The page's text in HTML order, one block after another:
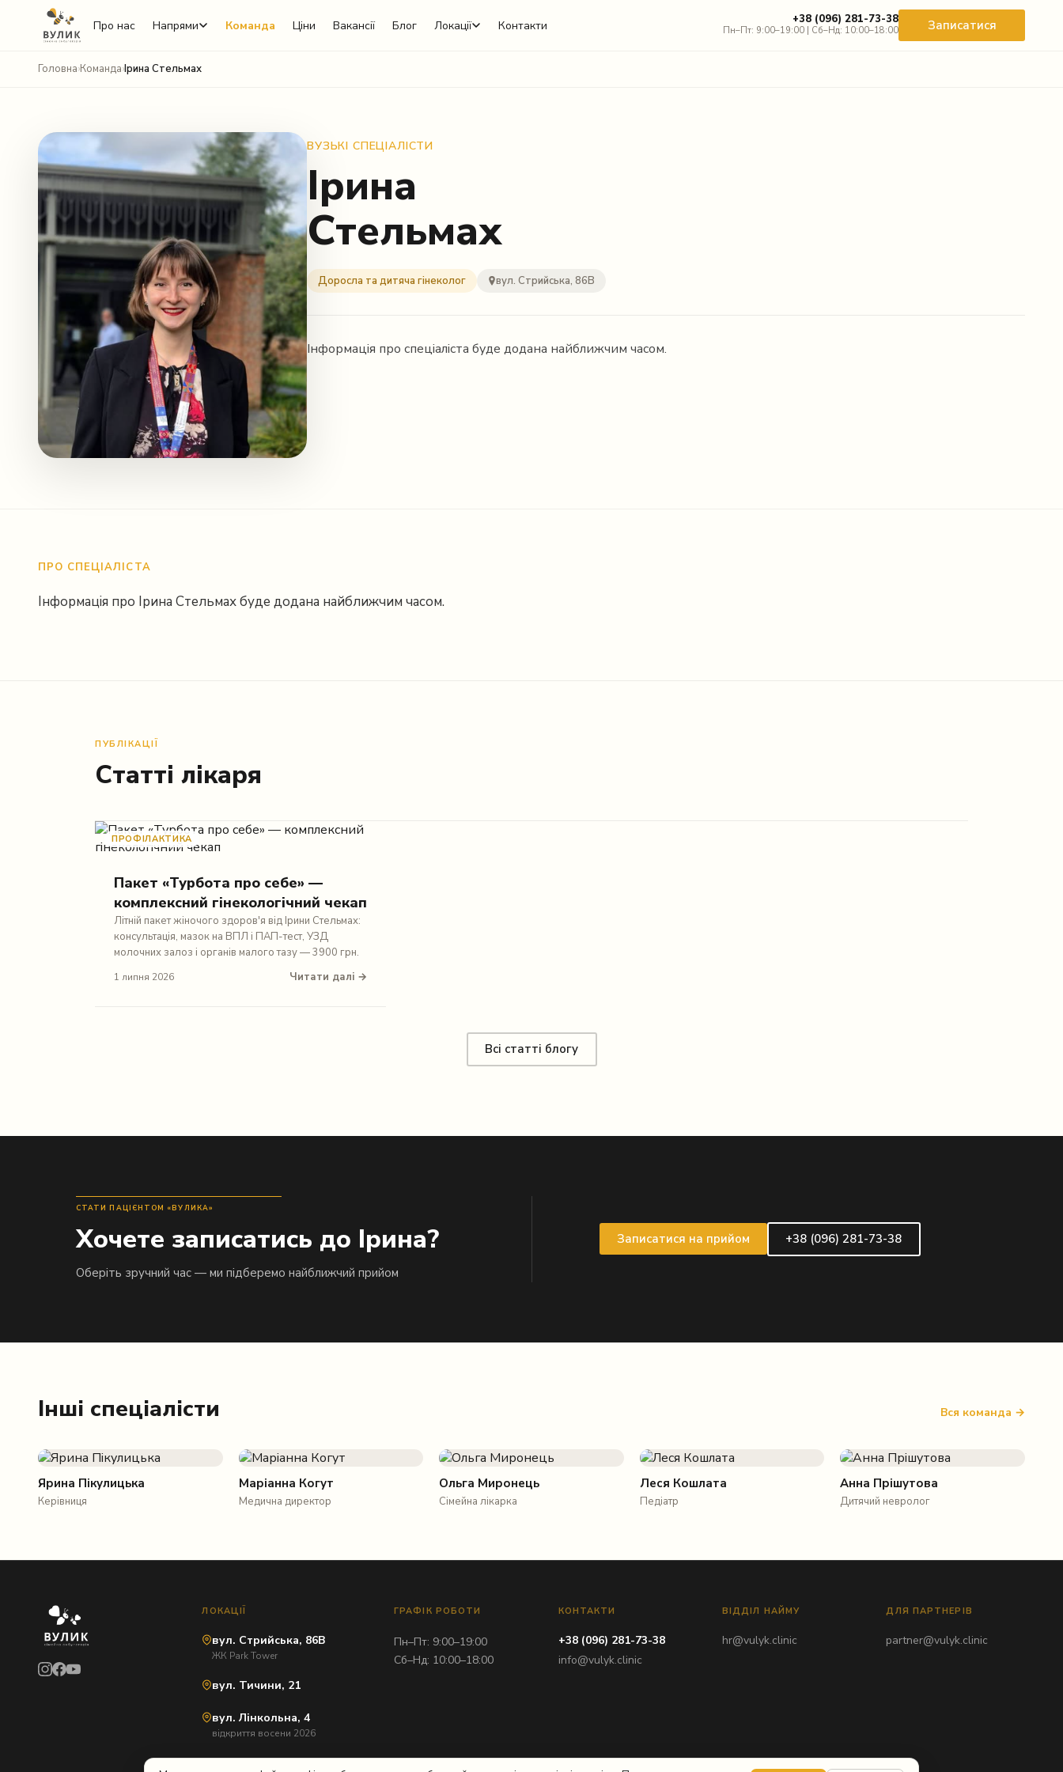
Про нас Напрями Команда Ціни Вакансії Блог Локації Контакти +38 (096) 281-73-38
Пн–Пт: 9:00–19:00 | Сб–Нд: 10:00–18:00 Записатися
Головна›Команда›Ірина Стельмах
ВУЗЬКІ СПЕЦІАЛІСТИ
Ірина
Стельмах
Доросла та дитяча гінеколог вул. Стрийська, 86В
Інформація про спеціаліста буде додана найближчим часом.
ПРО СПЕЦІАЛІСТА
Інформація про Ірина Стельмах буде додана найближчим часом.
ПУБЛІКАЦІЇ
Статті лікаря
ПРОФІЛАКТИКА
Пакет «Турбота про себе» —
комплексний гінекологічний чекап
Літній пакет жіночого здоров'я від Ірини Стельмах:
консультація, мазок на ВПЛ і ПАП-тест, УЗД
молочних залоз і органів малого тазу — 3900 грн.
1 липня 2026 Читати далі →
Всі статті блогу
СТАТИ ПАЦІЄНТОМ «ВУЛИКА»
Хочете записатись до Ірина?
Оберіть зручний час — ми підберемо найближчий прийом
Записатися на прийом +38 (096) 281-73-38
Інші спеціалісти Вся команда →
Ярина Пікулицька
Керівниця
Маріанна Когут
Медична директор
Ольга Миронець
Сімейна лікарка
Леся Кошлата
Педіатр
Анна Прішутова
Дитячий невролог
ЛОКАЦІЇ
вул. Стрийська, 86В
ЖК Park Tower
вул. Тичини, 21
вул. Лінкольна, 4
відкриття восени 2026
ГРАФІК РОБОТИ
Пн–Пт: 9:00–19:00
Сб–Нд: 10:00–18:00
КОНТАКТИ
+38 (096) 281-73-38
info@vulyk.clinic
ВІДДІЛ НАЙМУ
hr@vulyk.clinic
ДЛЯ ПАРТНЕРІВ
partner@vulyk.clinic
Telegram
Viber
WhatsApp
Facebook Messenger
Instagram